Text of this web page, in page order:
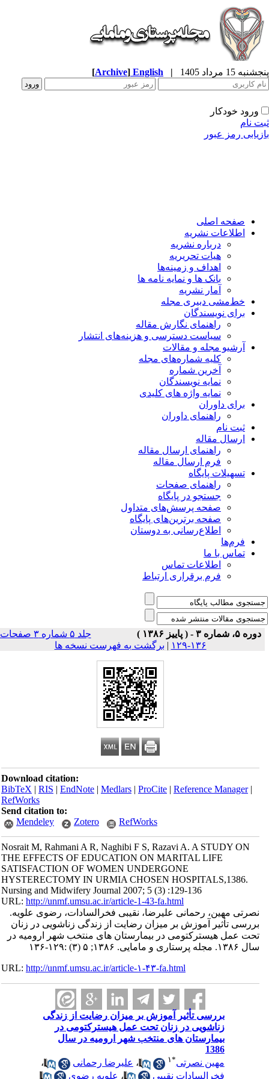
15 مرداد 1405 |
English
[Archive]
ورود خودکار
نام
رمز عبور
صفحه اصلی
اطلاعات نشریه
درباره نشریه
هیات تحریریه
اهداف و زمینه‌ها
بانک ها و نمایه نامه ها
آمار نشریه
خط‌مشی دبیری مجله
برای نویسندگان
راهنمای نگارش مقاله
سیاست دسترسی و هزینه‌های انتشار
آرشیو مجله و مقالات
کلیه شماره‌های مجله
آخرین شماره
نمایه نویسندگان
نمایه واژه های کلیدی
برای داوران
راهنمای داوران
ثبت نام
ارسال مقاله
راهنمای ارسال مقاله
فرم ارسال مقاله
تسهیلات پایگاه
راهنمای صفحات
جستجو در پایگاه
صفحه پرسش‌های متداول
صفحه برترین‌های پایگاه
اطلاع‌رسانی به دوستان
فرم‌ها
تماس با ما
اطلاعات تماس
فرم برقراری ارتباط
دوره ۵، شماره ۳ - ( پاییز ۱۳۸۶ )
جلد ۵ شماره ۳ صفحات
۱۳۶-۱۲۹
| برگشت به فهرست نسخه ها
Download citation:
BibTeX|RIS|EndNote|Medlars|ProCite|Reference Manager
RefWorks
Send citation to:
Mendeley
Zotero RefWorks
Nosrait M, Rahmani A R, Naghibi F S, Razavi A. A STUDY ON
THE EFFECTS OF EDUCATION ON MARITAL LIFE
SATISFACTION OF WOMEN UNDERGONE
HYSTERECTOMY IN URMIA CHOSEN HOSPITALS,1386.
Nursing and Midwifery Journal 2007; 5 (3) :129-136
URL:http://unmf.umsu.ac.ir/article-1-43-fa.html
نصرتی مهین، رحمانی علیرضا، نقیبی فخرالسادات، رضوی علویه.
بررسی تأثیر آموزش بر میزان رضایت از زندگی زناشویی در زنان
تحت عمل هیسترکتومی در بیمارستان های منتخب شهر ارومیه در
سال ۱۳۸۶. مجله پرستاری و مامایی. ۱۳۸۶; ۵ (۳) :۱۲۹-۱۳۶
URL:http://unmf.umsu.ac.ir/article-۱-۴۳-fa.html
بررسی تأثیر آموزش بر میزان رضایت از زندگی
زناشویی در زنان تحت عمل هیسترکتومی در
بیمارستان های منتخب شهر ارومیه در سال
1386
مهین نصرتی
۱ ،علیرضا رحمانی
،
فخرالسادات نقیبی
،علویه رضوی